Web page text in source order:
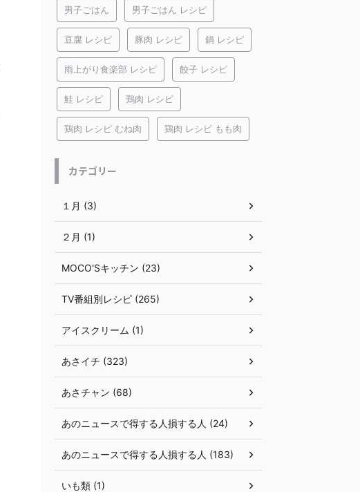
男子ごはん 男子ごはん レシピ
豆腐 レシピ 豚肉 レシピ 鍋 レシピ
雨上がり食楽部 レシピ 餃子 レシピ
鮭 レシピ 鶏肉 レシピ
鶏肉 レシピ むね肉 鶏肉 レシピ もも肉
カテゴリー
１月 (3)
２月 (1)
MOCO'Sキッチン (23)
TV番組別レシピ (265)
アイスクリーム (1)
あさイチ (323)
あさチャン (68)
あのニュースで得する人損する人 (24)
あのニュースで得する人損する人 (183)
いも類 (1)